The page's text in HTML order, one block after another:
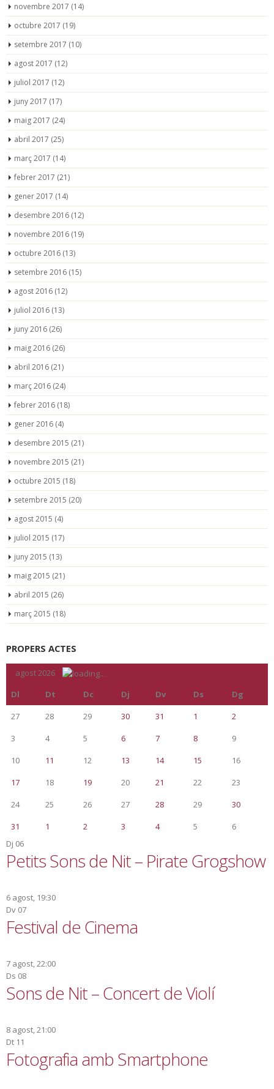
novembre 2017 (14)
octubre 2017 (19)
setembre 2017 (10)
agost 2017 (12)
juliol 2017 (12)
juny 2017 (17)
maig 2017 (24)
abril 2017 (25)
març 2017 (14)
febrer 2017 (21)
gener 2017 (14)
desembre 2016 (12)
novembre 2016 (19)
octubre 2016 (13)
setembre 2016 (15)
agost 2016 (12)
juliol 2016 (13)
juny 2016 (26)
maig 2016 (26)
abril 2016 (21)
març 2016 (24)
febrer 2016 (18)
gener 2016 (4)
desembre 2015 (21)
novembre 2015 (21)
octubre 2015 (18)
setembre 2015 (20)
agost 2015 (4)
juliol 2015 (17)
juny 2015 (13)
maig 2015 (21)
abril 2015 (26)
març 2015 (18)
PROPERS ACTES
agost 2026
Dl
Dt Dc Dj Dv Ds
Dg
27
28 29 30 31 1
2
3
4 5 6 7 8
9
10
11 12 13 14 15
16
17
18 19 20 21 22
23
24
25 26 27 28 29
30
31
1 2 3 4 5
6
Dj 06
Petits Sons de Nit – Pirate Grogshow
6 agost, 19:30
Dv 07
Festival de Cinema
7 agost, 22:00
Ds 08
Sons de Nit – Concert de Violí
8 agost, 21:00
Dt 11
Fotografia amb Smartphone